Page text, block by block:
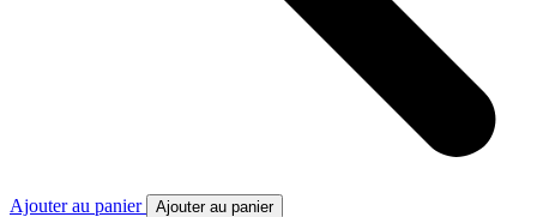
Ajouter au panier Ajouter au panier